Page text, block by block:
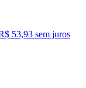
53,93 sem juros